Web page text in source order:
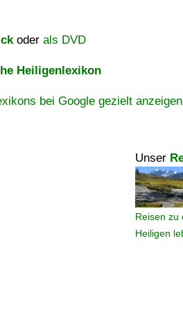
oder als DVD
Heiligenlexikon
bei Google gezielt anzeigen
Unser
Reisen zu
Heiligen